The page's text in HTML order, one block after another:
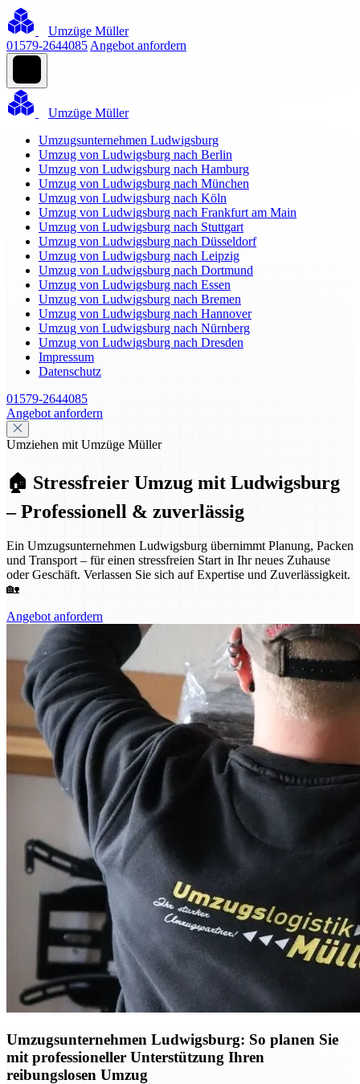
Umzüge Müller
01579-2644085 Angebot anfordern
Umzüge Müller
Umzugsunternehmen Ludwigsburg
Umzug von Ludwigsburg nach Berlin
Umzug von Ludwigsburg nach Hamburg
Umzug von Ludwigsburg nach München
Umzug von Ludwigsburg nach Köln
Umzug von Ludwigsburg nach Frankfurt am Main
Umzug von Ludwigsburg nach Stuttgart
Umzug von Ludwigsburg nach Düsseldorf
Umzug von Ludwigsburg nach Leipzig
Umzug von Ludwigsburg nach Dortmund
Umzug von Ludwigsburg nach Essen
Umzug von Ludwigsburg nach Bremen
Umzug von Ludwigsburg nach Hannover
Umzug von Ludwigsburg nach Nürnberg
Umzug von Ludwigsburg nach Dresden
Impressum
Datenschutz
01579-2644085
Angebot anfordern
Umziehen mit Umzüge Müller
🏠 Stressfreier Umzug mit Ludwigsburg
– Professionell & zuverlässig
Ein Umzugsunternehmen Ludwigsburg übernimmt Planung, Packen
und Transport – für einen stressfreien Start in Ihr neues Zuhause
oder Geschäft. Verlassen Sie sich auf Expertise und Zuverlässigkeit.
🏡
Angebot anfordern
Umzugsunternehmen Ludwigsburg: So planen Sie
mit professioneller Unterstützung Ihren
reibungslosen Umzug